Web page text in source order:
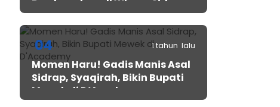
Pembunuhan di Wisma Sidrap
04 1 tahun lalu
Momen Haru! Gadis Manis Asal
Sidrap, Syaqirah, Bikin Bupati
Mewek di D’Academy​